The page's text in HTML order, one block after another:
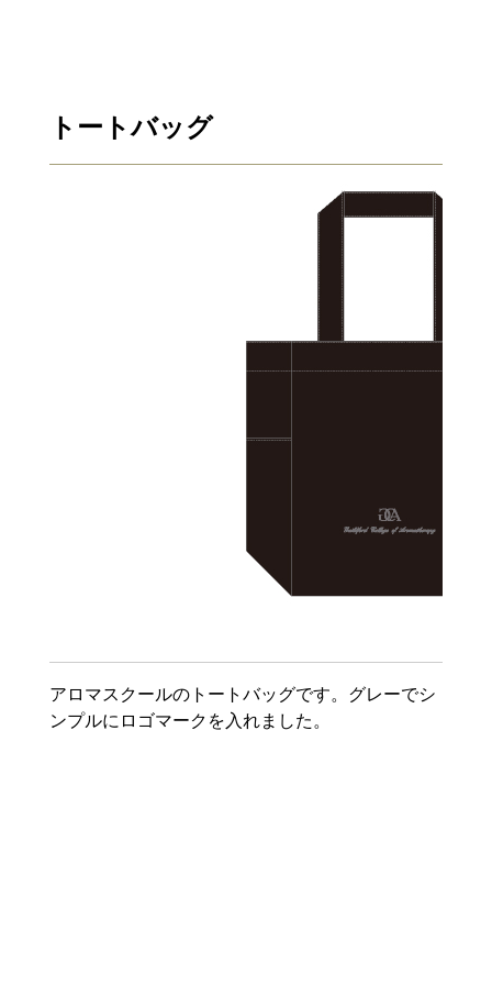
トートバッグ
アロマスクールのトートバッグです。グレーでシ
ンプルにロゴマークを入れました。